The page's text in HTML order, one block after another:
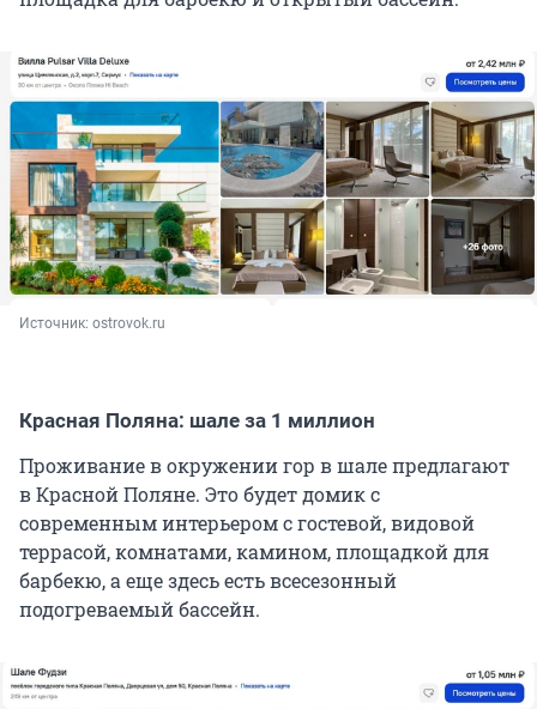
Источник: ostrovok.ru
Красная Поляна: шале за 1 миллион
Проживание в окружении гор в шале предлагают
в Красной Поляне. Это будет домик с
современным интерьером с гостевой, видовой
террасой, комнатами, камином, площадкой для
барбекю, а еще здесь есть всесезонный
подогреваемый бассейн.